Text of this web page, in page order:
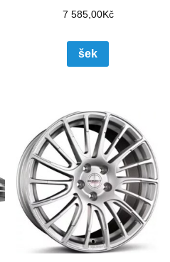
7 585,00Kč
šek